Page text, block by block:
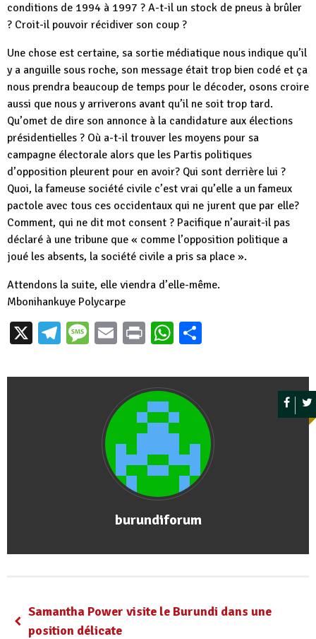
conditions de 1994 à 1997 ? A-t-il un stock de pneus à brûler
? Croit-il pouvoir récidiver son coup ?
Une chose est certaine, sa sortie médiatique nous indique qu’il
y a anguille sous roche, son message était trop bien codé et ça
nous prendra beaucoup de temps pour le décoder, osons croire
aussi que nous y arriverons avant qu’il ne soit trop tard.
Qu’omet de dire son annonce à la candidature aux élections
présidentielles ? Où a-t-il trouver les moyens pour sa
campagne électorale alors que les Partis politiques
d’opposition pleurent pour en avoir? Qui sont derrière lui ?
Quoi, la fameuse société civile c’est vrai qu’elle a un fameux
pactole avec tous ces occidentaux qui ne jurent que par elle?
Comment, qui ne dit mot consent ? Pacifique n’aurait-il pas
déclaré à une tribune que « comme l’opposition politique a
joué les absents, la société civile a pris sa place ».
Attendons la suite, elle viendra d’elle-même.
Mbonihankuye Polycarpe
X Telegram
Message
EmailPrintWhatsApp
burundiforum
Samantha Power visite le Burundi dans une
position délicate